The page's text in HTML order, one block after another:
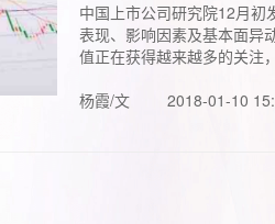
中国上市公司研究院12月初
表现、影响因素及基本面异
值正在获得越来越多的关注
杨霞/文
2018-01-10